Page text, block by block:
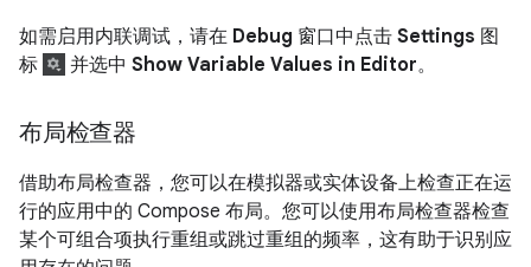
如需启用内联调试，请在 Debug 窗口中点击 Settings 图
标
并选中 Show Variable Values in Editor。
布局检查器
借助布局检查器，您可以在模拟器或实体设备上检查正在运
行的应用中的 Compose 布局。您可以使用布局检查器检查
某个可组合项执行重组或跳过重组的频率，这有助于识别应